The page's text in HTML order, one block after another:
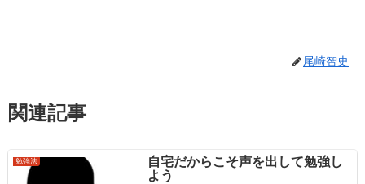
尾崎智史
関連記事
勉強法
自宅だからこそ声を出して勉強し
よう